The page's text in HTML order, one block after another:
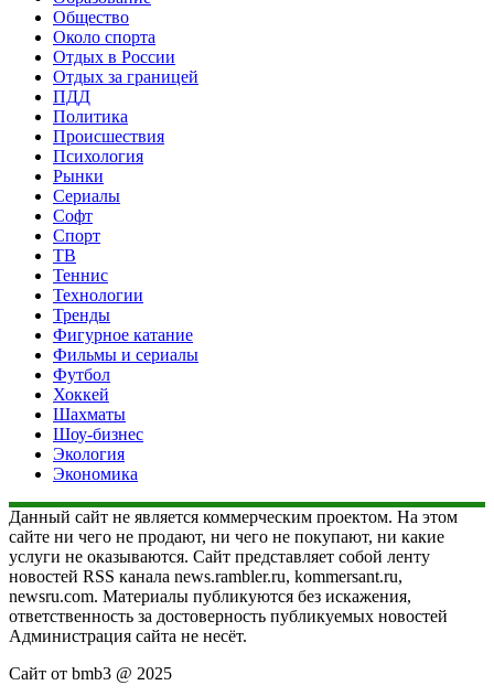
Общество
Около спорта
Отдых в России
Отдых за границей
ПДД
Политика
Происшествия
Психология
Рынки
Сериалы
Софт
Спорт
ТВ
Теннис
Технологии
Тренды
Фигурное катание
Фильмы и сериалы
Футбол
Хоккей
Шахматы
Шоу-бизнес
Экология
Экономика
Данный сайт не является коммерческим проектом. На этом
сайте ни чего не продают, ни чего не покупают, ни какие
услуги не оказываются. Сайт представляет собой ленту
новостей RSS канала news.rambler.ru, kommersant.ru,
newsru.com. Материалы публикуются без искажения,
ответственность за достоверность публикуемых новостей
Администрация сайта не несёт.
Сайт от bmb3 @ 2025